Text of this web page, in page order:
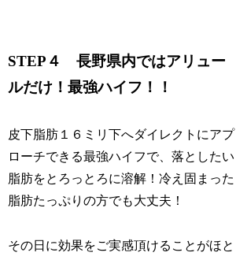
STEP４ 長野県内ではアリュー
ルだけ！最強ハイフ！！
皮下脂肪１６ミリ下へダイレクトにアプ
ローチできる最強ハイフで、落としたい
脂肪をとろっとろに溶解！冷え固まった
脂肪たっぷりの方でも大丈夫！
その日に効果をご実感頂けることがほと